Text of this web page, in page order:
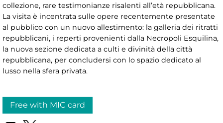
collezione, rare testimonianze risalenti all’età repubblicana.
La visita è incentrata sulle opere recentemente presentate
al pubblico con un nuovo allestimento: la galleria dei ritratti
repubblicani, i reperti provenienti dalla Necropoli Esquilina,
la nuova sezione dedicata a culti e divinità della città
repubblicana, per concludersi con lo spazio dedicato al
lusso nella sfera privata.
Free with MIC card